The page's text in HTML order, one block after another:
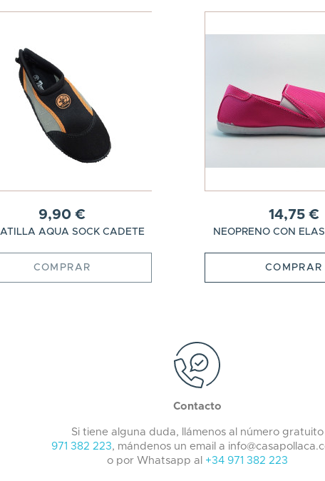
9,90 €
AQUA SOCK CADETE
COMPRAR
14,75 €
NEOPRENO CON
COMPRAR
Contacto
Si tiene alguna duda, llámenos al número gratuito
971 382 223, mándenos un email a
o por Whatsapp al +34 971 382 223